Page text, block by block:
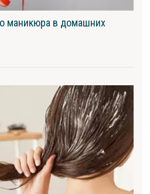
маникюра в домашних